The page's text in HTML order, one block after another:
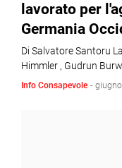
lavorato per
Germania
Di Salvatore Santoru
Himmler , Gudrun
Info Consapevole -